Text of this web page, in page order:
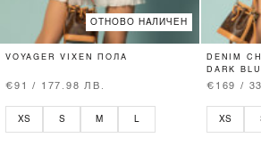
ОТНОВО НАЛИЧЕН
VOYAGER VIXEN ПОЛА
€91 / 177.98 ЛВ.
XS S M
DENIM
DARK
€169 /
XS